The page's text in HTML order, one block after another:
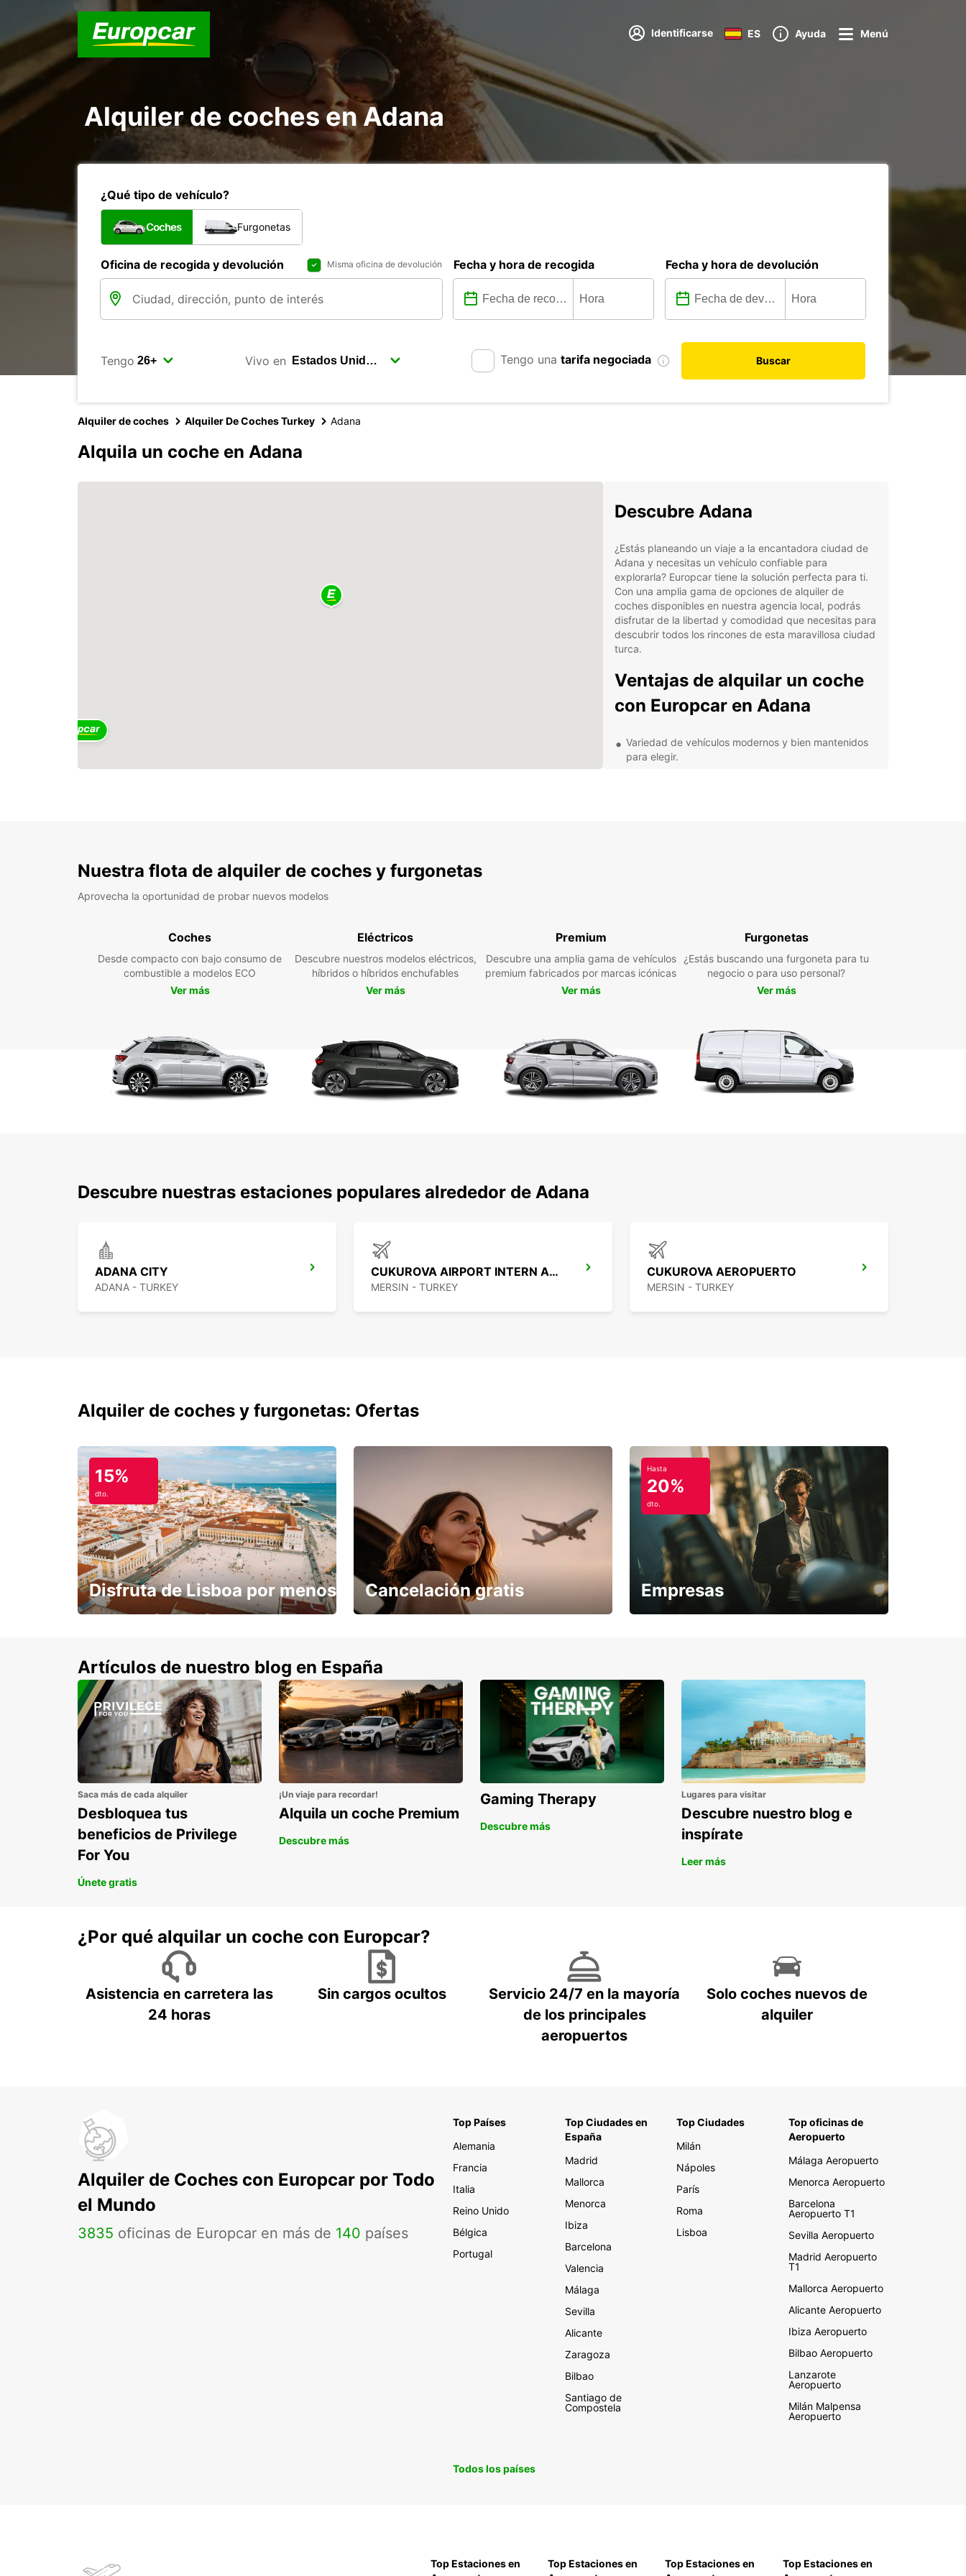
Identificarse ES Ayuda Menú
Alquiler de coches en Adana
¿Qué tipo de vehículo?
Coches Furgonetas
Oficina de recogida y devolución Misma oficina de devolución Fecha y hora de recogida Fecha y hora de devolución
Tengo Vivo en Tengo una tarifa negociada Buscar
Alquiler de coches Alquiler De Coches Turkey Adana
Alquila un coche en Adana
Descubre Adana
¿Estás planeando un viaje a la encantadora ciudad de
Adana y necesitas un vehículo confiable para
explorarla? Europcar tiene la solución perfecta para ti.
Con una amplia gama de opciones de alquiler de
coches disponibles en nuestra agencia local, podrás
disfrutar de la libertad y comodidad que necesitas para
descubrir todos los rincones de esta maravillosa ciudad
turca.
Ventajas de alquilar un coche
con Europcar en Adana
Variedad de vehículos modernos y bien mantenidos
para elegir.
Con un coche de Europcar, podrás visitar los lugares
más emblemáticos de Adana, como la Mezquita de
ciudad desde la comodidad de tu propio vehículo y
descubre todos sus secretos a tu propio ritmo.
Reserva tu coche con
Nuestra flota de alquiler de coches y furgonetas
Aprovecha la oportunidad de probar nuevos modelos
Coches
Desde compacto con bajo consumo de
combustible a modelos ECO
Ver más
Eléctricos
Descubre nuestros modelos eléctricos,
híbridos o híbridos enchufables
Ver más
Premium
Descubre una amplia gama de vehículos
premium fabricados por marcas icónicas
Ver más
Furgonetas
¿Estás buscando una furgoneta para tu
negocio o para uso personal?
Ver más
Descubre nuestras estaciones populares alrededor de Adana
ADANA CITY
ADANA - TURKEY
CUKUROVA AIRPORT INTERN ARRIVAL
MERSIN - TURKEY
CUKUROVA AEROPUERTO
MERSIN - TURKEY
Alquiler de coches y furgonetas: Ofertas
15%
dto.
Disfruta de Lisboa por menos Cancelación gratis
Hasta
20%
dto.
Empresas
Artículos de nuestro blog en España
Saca más de cada alquiler
Desbloquea tus
beneficios de Privilege
For You
Únete gratis
¡Un viaje para recordar!
Alquila un coche Premium
Descubre más
Gaming Therapy
Descubre más
Lugares para visitar
Descubre nuestro blog e
inspírate
Leer más
¿Por qué alquilar un coche con Europcar?
Asistencia en carretera las
24 horas
Sin cargos ocultos
Servicio 24/7 en la mayoría
de los principales
aeropuertos
Solo coches nuevos de
alquiler
Alquiler de Coches con Europcar por Todo
el Mundo
3835 oficinas de Europcar en más de 140 países
Top Países
Alemania
Francia
Italia
Reino Unido
Bélgica
Portugal
Top Ciudades en
España
Madrid
Mallorca
Menorca
Ibiza
Barcelona
Valencia
Málaga
Sevilla
Alicante
Zaragoza
Bilbao
Santiago de
Compostela
Top Ciudades
Milán
Nápoles
París
Roma
Lisboa
Top oficinas de
Aeropuerto
Málaga Aeropuerto
Menorca Aeropuerto
Barcelona
Aeropuerto T1
Sevilla Aeropuerto
Madrid Aeropuerto
T1
Mallorca Aeropuerto
Alicante Aeropuerto
Ibiza Aeropuerto
Bilbao Aeropuerto
Lanzarote
Aeropuerto
Milán Malpensa
Aeropuerto
Todos los países
Top Estaciones en
Top Estaciones en
Top Estaciones en
Top Estaciones en